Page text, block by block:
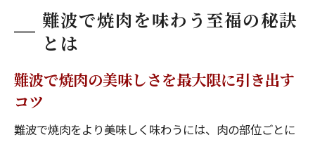
難波で焼肉がもっと美味しくなる食べ方
焼肉初心者が知るべき難波での楽しみ方
難波で焼肉なら厚切りタンの魅力に注目
厚切りタンとハラミの食べ比べを満喫
難波で焼肉を味わう至福の秘訣
とは
難波で焼肉の美味しさを最大限に引き出す
コツ
難波で焼肉をより美味しく味わうには、肉の部位ごとに